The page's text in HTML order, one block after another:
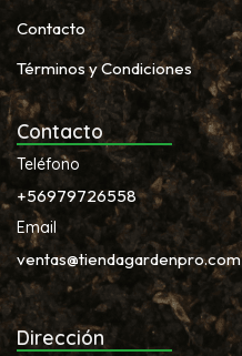
Contacto
Términos y Condiciones
Contacto
Teléfono
+56979726558
Email
ventas@tiendagardenpro.com
Dirección